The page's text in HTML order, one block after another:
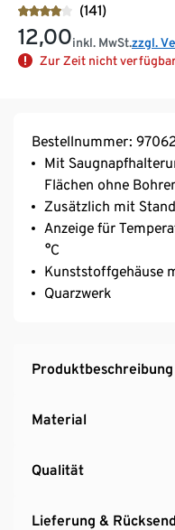
(141)
12,00inkl. MwSt.zzgl.
Zur Zeit nicht
Bestellnummer:
Mit
Flächen ohne
Zusätzlich mit
Anzeige für
°C
Kunststoffgehäuse
Quarzwerk
Produktbeschreibung
Material
Qualität
Lieferung &